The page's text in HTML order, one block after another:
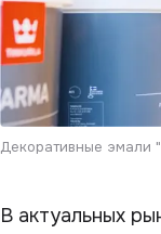
Декоративные эмали
В актуальных